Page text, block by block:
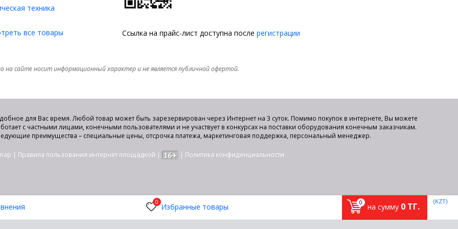
0 Избранные товары 0 на сумму 0 ТГ. (KZT)
техника
все товары Ссылка на прайс-лист доступна после регистрации
на сайте носит информационный характер и не является публичной офертой.
для Вас время. Любой товар может быть зарезервирован через Интернет на 3 суток. Помимо покупок в интернете, Вы можете
с частными лицами, конечными пользователями и не участвует в конкурсах на поставки оборудования конечным заказчикам.
преимущества – специальные цены, отсрочка платежа, маркетинговая поддержка, персональный менеджер.
| Правила пользования интернет площадкой | | Политика конфиденциальности
оборудования по оптовым ценам со склада в Алматы.